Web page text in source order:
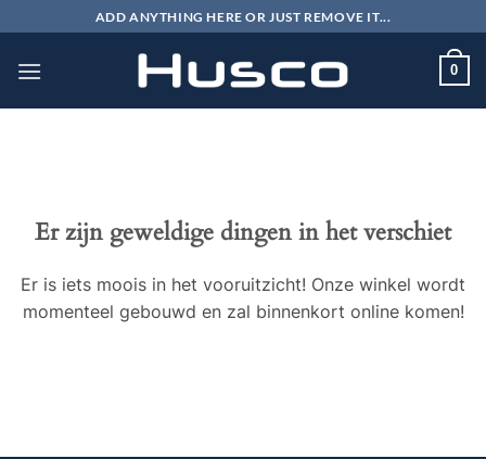
naar
inhoud
ADD ANYTHING HERE OR JUST REMOVE IT...
0
Er zijn geweldige dingen in het verschiet
Er is iets moois in het vooruitzicht! Onze winkel wordt
momenteel gebouwd en zal binnenkort online komen!